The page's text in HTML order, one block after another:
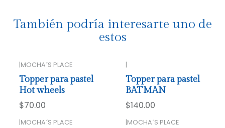
También podría interesarte uno de
estos
|MOCHA´S PLACE
Topper para pastel
Hot wheels
$70.00
|
Topper para pastel
BATMAN
$140.00
|MOCHA´S PLACE |MOCHA´S PLACE